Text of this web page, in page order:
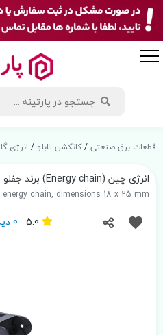
قطعات برق صنعتی/کانکشن تابلو / انرژی
انرژی چین (Energy chain) برند جفلو (JFLO) ابعاد 18 در 25 میلیمتر
energy chain, dimensions 18 x 25 mm
0 دیدگاه کاربران